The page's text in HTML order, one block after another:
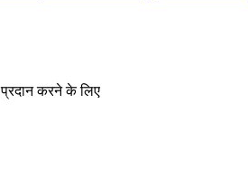
प्रदान करने के लिए